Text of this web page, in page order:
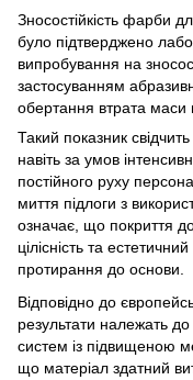
Зносостійкість фарби
було підтверджено
випробування на
застосуванням
обертання втрата маси
Такий показник
навіть за умов
постійного руху
миття підлоги з
означає, що покриття
цілісність та
протирання до основи.
Відповідно до
результати належать
систем із підвищеною
що матеріал здатний